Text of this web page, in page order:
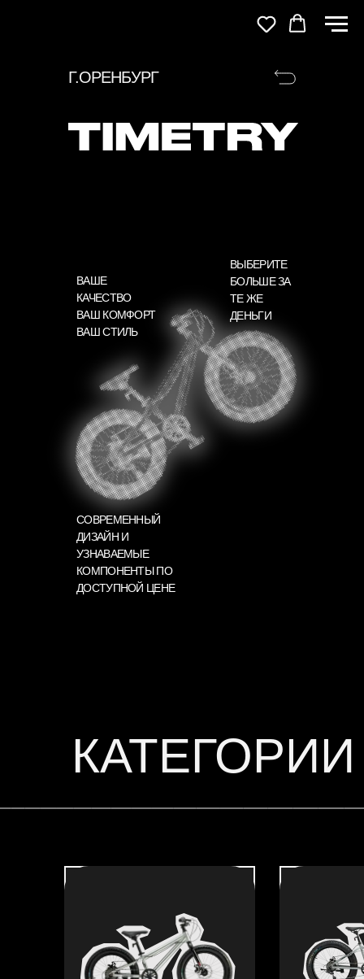
Г.ОРЕНБУРГ
СОВРЕМЕННЫЙ
ДИЗАЙН И
УЗНАВАЕМЫЕ
КОМПОНЕНТЫ ПО
ДОСТУПНОЙ ЦЕНЕ
ВЫБЕРИТЕ
БОЛЬШЕ ЗА
ТЕ ЖЕ
ДЕНЬГИ
ВАШЕ
КАЧЕСТВО
ВАШ КОМФОРТ
ВАШ СТИЛЬ
КАТЕГОРИИ